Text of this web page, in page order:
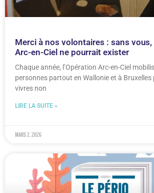
Merci à nos volontaires : sans vous,
Arc-en-Ciel ne pourrait exister
Chaque année, l’Opération Arc-en-Ciel
personnes partout en Wallonie et à
vivres non
LIRE LA SUITE »
mars 2, 2026